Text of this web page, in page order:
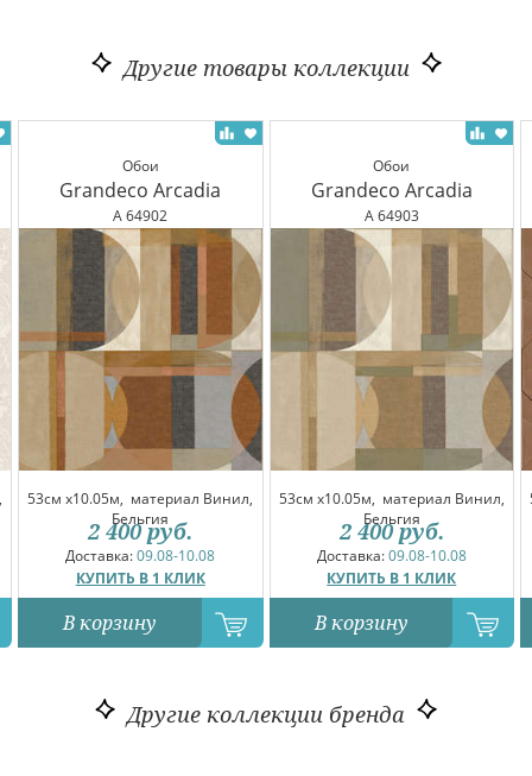
Другие товары коллекции
Обои
Grandeco Arcadia
A 64902
53см x10.05м, материал Винил,
Бельгия
Доставка:09.08-10.08
КУПИТЬ В 1 КЛИК
2 400 руб.
В корзину
Обои
Grandeco Arcadia
A 64903
53см x10.05м, материал Винил,
Бельгия
Доставка:09.08-10.08
КУПИТЬ В 1 КЛИК
2 400 руб.
В корзину
Другие коллекции бренда